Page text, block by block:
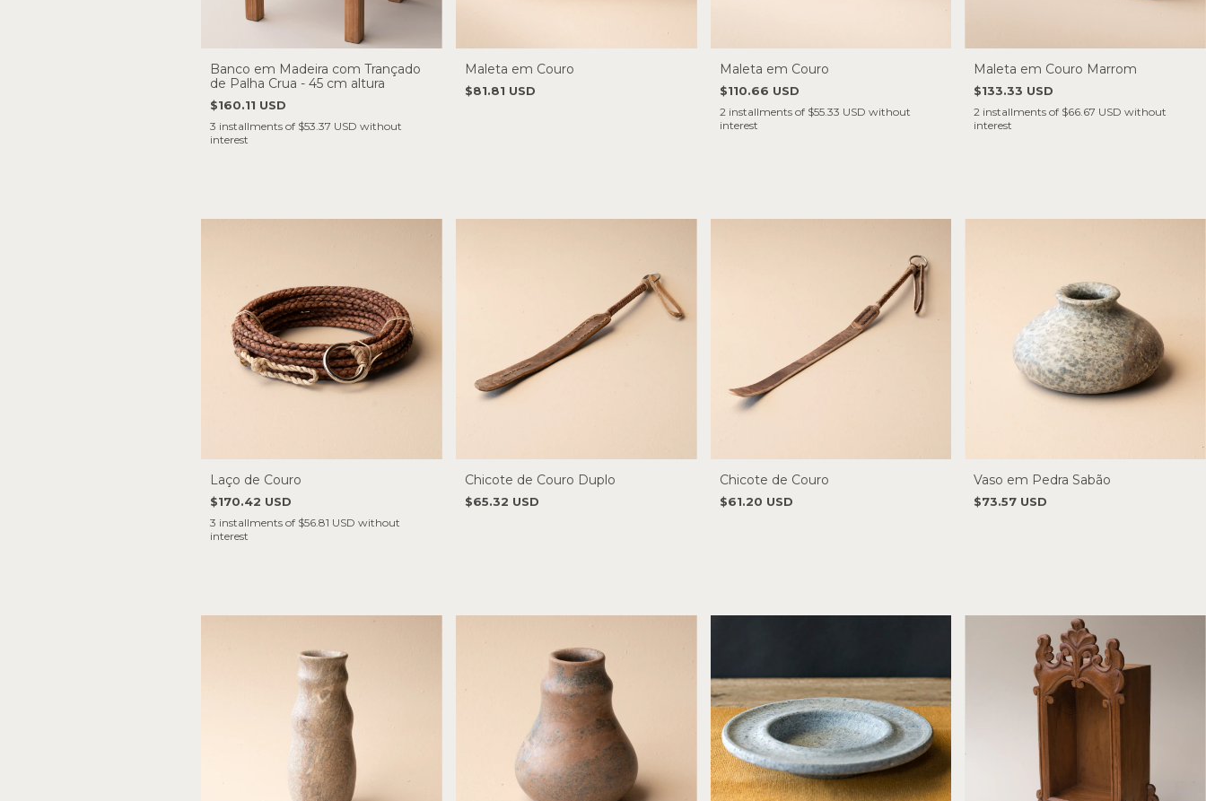
Banco em Madeira com Trançado
de Palha Crua - 45 cm altura
$160.11 USD
3 installments of $53.37 USD without
interest
Maleta em Couro
$81.81 USD
Maleta em Couro
$110.66 USD
2 installments of $55.33 USD without
interest
Maleta em Couro Marrom
$133.33 USD
2 installments of $66.67 USD without
interest
Laço de Couro
$170.42 USD
3 installments of $56.81 USD without
interest
Chicote de Couro Duplo
$65.32 USD
Chicote de Couro
$61.20 USD
Vaso em Pedra Sabão
$73.57 USD